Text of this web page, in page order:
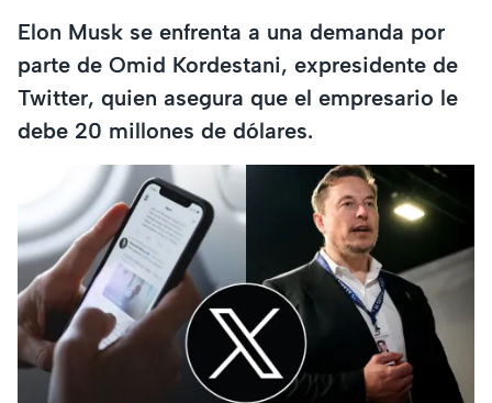
Elon Musk se enfrenta a una demanda por
parte de Omid Kordestani, expresidente de
Twitter, quien asegura que el empresario le
debe 20 millones de dólares.